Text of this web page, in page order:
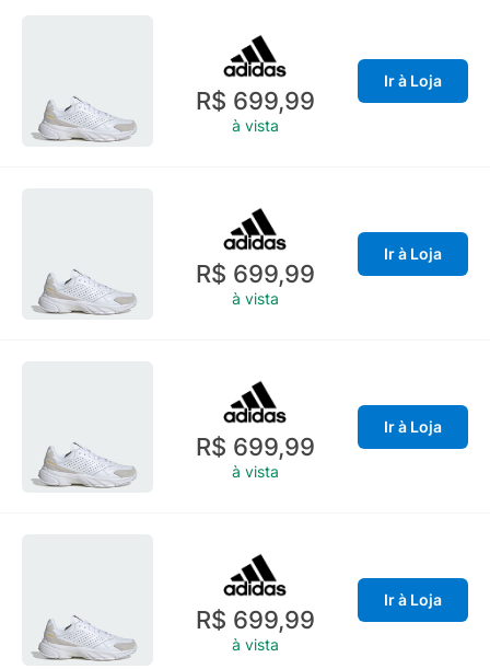
R$ 699,99
à vista
Ir à Loja
R$ 699,99
à vista
Ir à Loja
R$ 699,99
à vista
Ir à Loja
R$ 699,99
à vista
Ir à Loja